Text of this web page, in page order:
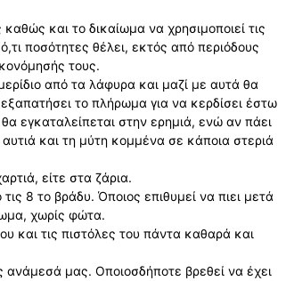
και το δικαίωμα να χρησιμοποιεί τις
ποσότητες θέλει, εκτός από περιόδους
τους.
από τα λάφυρα και μαζί με αυτά θα
το πλήρωμα για να κερδίσει έστω
εγκαταλείπεται στην ερημιά, ενώ αν πάει
και τη μύτη κομμένα σε κάποια στεριά
είτε στα ζάρια.
8 το βράδυ. Όποιος επιθυμεί να πιει μετά
χωρίς φώτα.
και τις πιστόλες του πάντα καθαρά και
ανάμεσά μας. Οποιοσδήποτε βρεθεί να έχει